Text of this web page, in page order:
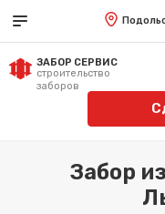
ЗАБОР СЕРВИС
строительство
заборов
Забор